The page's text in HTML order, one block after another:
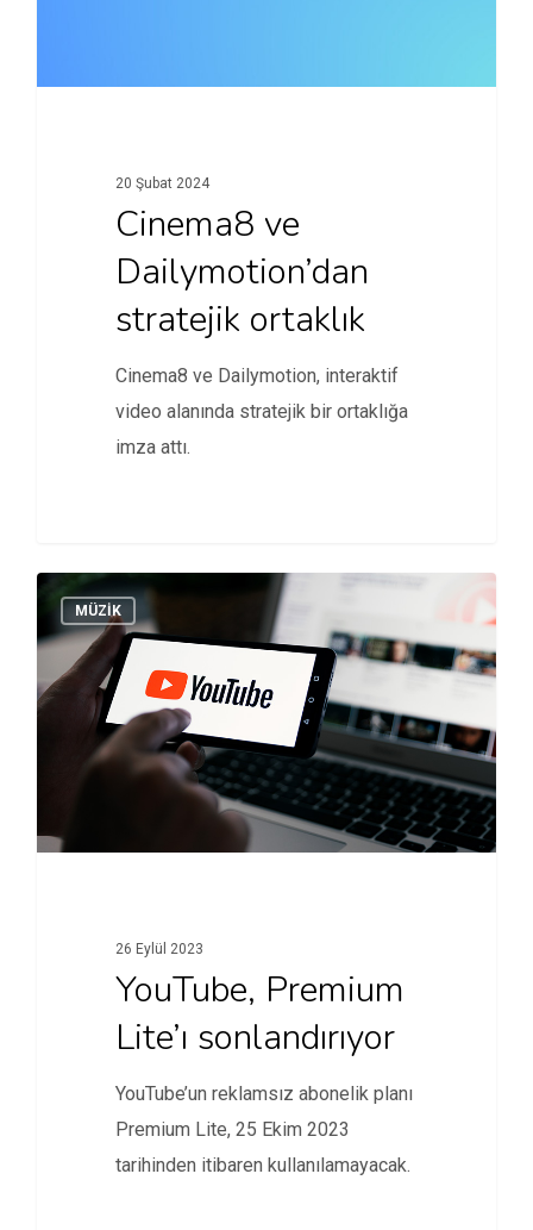
20 Şubat 2024
Cinema8 ve
Dailymotion’dan
stratejik ortaklık
Cinema8 ve Dailymotion, interaktif
video alanında stratejik bir ortaklığa
imza attı.
MÜZİK
26 Eylül 2023
YouTube, Premium
Lite’ı sonlandırıyor
YouTube’un reklamsız abonelik planı
Premium Lite, 25 Ekim 2023
tarihinden itibaren kullanılamayacak.